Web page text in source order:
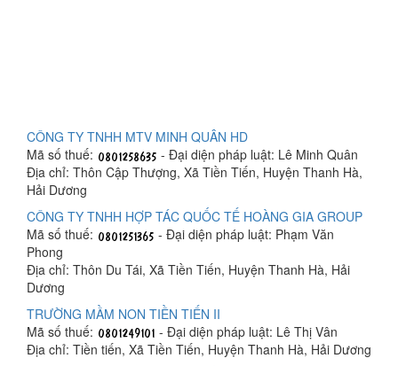
CÔNG TY TNHH MTV MINH QUÂN HD
Mã số thuế:
- Đại diện pháp luật: Lê Minh Quân
Địa chỉ: Thôn Cập Thượng, Xã Tiền Tiến, Huyện Thanh Hà,
Hải Dương
CÔNG TY TNHH HỢP TÁC QUỐC TẾ HOÀNG GIA GROUP
Mã số thuế:
- Đại diện pháp luật: Phạm Văn
Phong
Địa chỉ: Thôn Du Tái, Xã Tiền Tiến, Huyện Thanh Hà, Hải
Dương
TRƯỜNG MẦM NON TIỀN TIẾN II
Mã số thuế:
- Đại diện pháp luật: Lê Thị Vân
Địa chỉ: Tiền tiến, Xã Tiền Tiến, Huyện Thanh Hà, Hải Dương